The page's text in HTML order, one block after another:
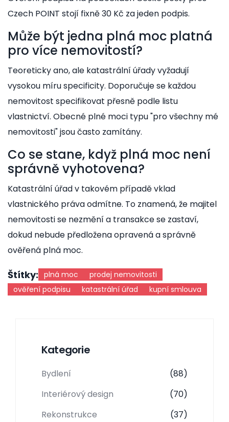
Czech POINT stojí fixně 30 Kč za jeden podpis.
Může být jedna plná moc platná
pro více nemovitostí?
Teoreticky ano, ale katastrální úřady vyžadují
vysokou míru specificity. Doporučuje se každou
nemovitost specifikovat přesně podle listu
vlastnictví. Obecné plné moci typu "pro všechny mé
nemovitosti" jsou často zamítány.
Co se stane, když plná moc není
správně vyhotovena?
Katastrální úřad v takovém případě vklad
vlastnického práva odmítne. To znamená, že majitel
nemovitosti se nezmění a transakce se zastaví,
dokud nebude předložena opravená a správně
ověřená plná moc.
Štítky: plná moc
prodej nemovitosti
ověření podpisu
katastrální úřad kupní smlouva
Kategorie
Bydlení
(88)
Interiérový design
(70)
Rekonstrukce
(37)